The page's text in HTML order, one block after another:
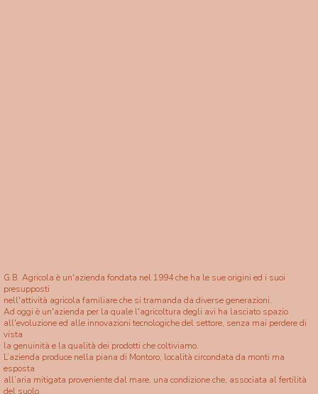
G.B. Agricola è un'azienda fondata nel 1994 che ha le sue origini ed i suoi
presupposti
nell'attività agricola familiare che si tramanda da diverse generazioni.
Ad oggi è un'azienda per la quale l'agricoltura degli avi ha lasciato spazio
all'evoluzione ed alle innovazioni tecnologiche del settore, senza mai perdere di
vista
la genuinità e la qualità dei prodotti che coltiviamo.
L’azienda produce nella piana di Montoro, località circondata da monti ma
esposta
all’aria mitigata proveniente dal mare, una condizione che, associata al fertilità
del suolo,